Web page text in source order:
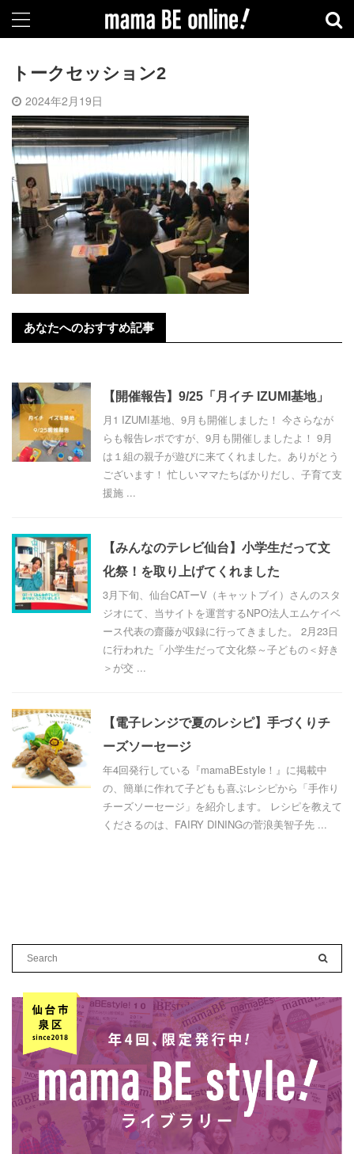
トークセッション2
2024年2月19日
あなたへのおすすめ記事
【開催報告】9/25「月イチ IZUMI基地」
月1 IZUMI基地、9月も開催しました！ 今さらなが
らも報告レポですが、9月も開催しましたよ！ 9月
は１組の親子が遊びに来てくれました。ありがとう
ございます！ 忙しいママたちばかりだし、子育て支
援施 ...
【みんなのテレビ仙台】小学生だって文
化祭！を取り上げてくれました
3月下旬、仙台CATーV（キャットブイ）さんのスタ
ジオにて、当サイトを運営するNPO法人エムケイベ
ース代表の齋藤が収録に行ってきました。 2月23日
に行われた「小学生だって文化祭～子どもの＜好き
＞が交 ...
【電子レンジで夏のレシピ】手づくりチ
ーズソーセージ
年4回発行している『mamaBEstyle！』に掲載中
の、簡単に作れて子どもも喜ぶレシピから「手作り
チーズソーセージ」を紹介します。 レシピを教えて
くださるのは、FAIRY DININGの菅浪美智子先 ...